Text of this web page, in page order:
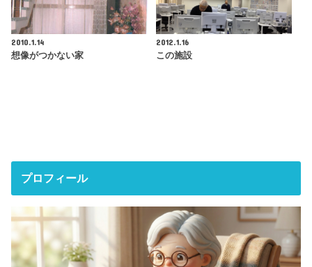
2010.1.14
想像がつかない家
2012.1.16
この施設
プロフィール